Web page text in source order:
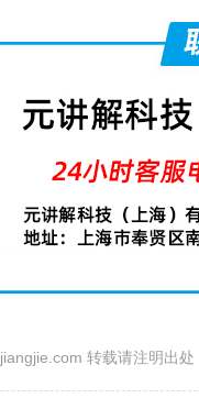
转载请注明出处